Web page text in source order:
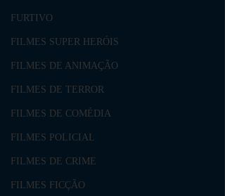
FURTIVO
FILMES SUPER HERÓIS
FILMES DE ANIMAÇÃO
FILMES DE TERROR
FILMES DE COMÉDIA
FILMES POLICIAL
FILMES DE CRIME
FILMES FICÇÃO